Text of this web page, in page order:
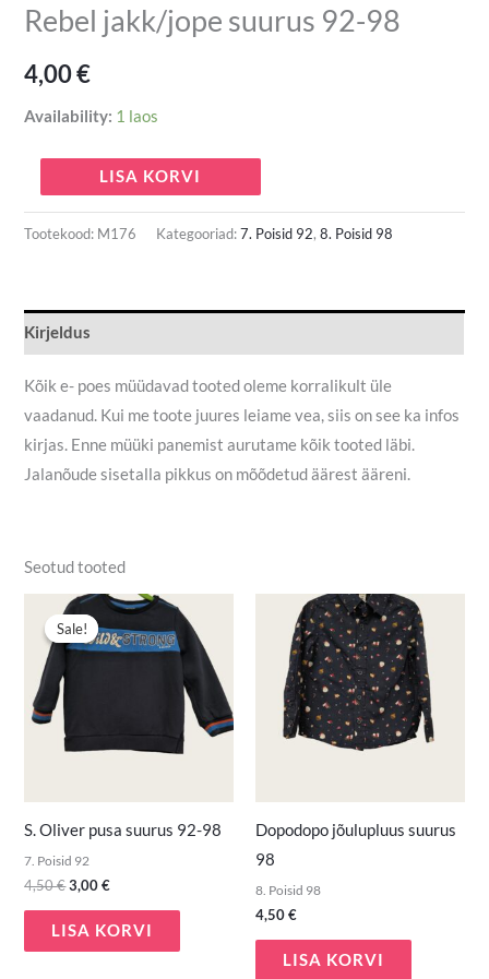
Rebel jakk/jope suurus 92-98
4,00€
Availability: 1 laos
LISA KORVI
Tootekood: M176 Kategooriad:7. Poisid 92,8. Poisid 98
Kirjeldus
Kõik e- poes müüdavad tooted oleme korralikult üle
vaadanud. Kui me toote juures leiame vea, siis on see ka infos
kirjas. Enne müüki panemist aurutame kõik tooted läbi.
Jalanõude sisetalla pikkus on mõõdetud äärest ääreni.
Seotud tooted
Sale!
Sale!
S. Oliver pusa suurus 92-98
7. Poisid 92
4,50€
Algne
hind
oli:
4,50 €.
3,00€
Praegune
hind
on:
3,00 €.
LISA KORVI
Dopodopo jõulupluus suurus
98
8. Poisid 98
4,50€
LISA KORVI